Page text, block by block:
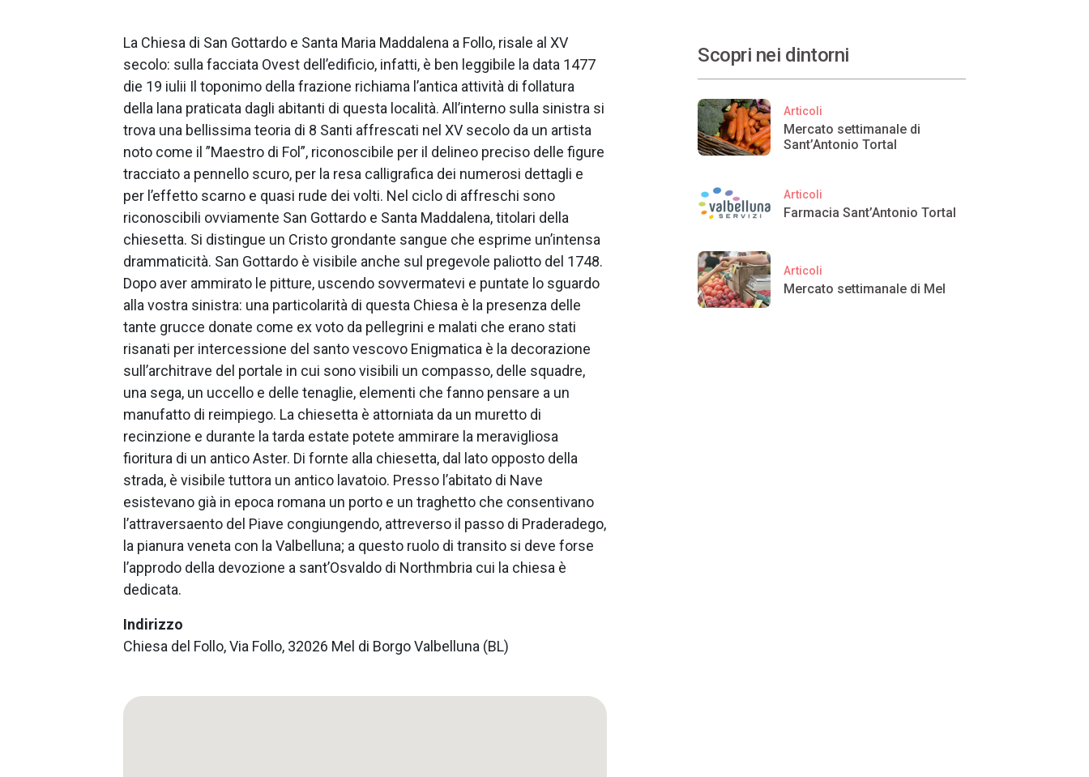
La Chiesa di San Gottardo e Santa Maria Maddalena a Follo, risale al XV
secolo: sulla facciata Ovest dell’edificio, infatti, è ben leggibile la data 1477
die 19 iulii Il toponimo della frazione richiama l’antica attività di follatura
della lana praticata dagli abitanti di questa località. All’interno sulla sinistra si
trova una bellissima teoria di 8 Santi affrescati nel XV secolo da un artista
noto come il ”Maestro di Fol”, riconoscibile per il delineo preciso delle figure
tracciato a pennello scuro, per la resa calligrafica dei numerosi dettagli e
per l’effetto scarno e quasi rude dei volti. Nel ciclo di affreschi sono
riconoscibili ovviamente San Gottardo e Santa Maddalena, titolari della
chiesetta. Si distingue un Cristo grondante sangue che esprime un’intensa
drammaticità. San Gottardo è visibile anche sul pregevole paliotto del 1748.
Dopo aver ammirato le pitture, uscendo sovvermatevi e puntate lo sguardo
alla vostra sinistra: una particolarità di questa Chiesa è la presenza delle
tante grucce donate come ex voto da pellegrini e malati che erano stati
risanati per intercessione del santo vescovo Enigmatica è la decorazione
sull’architrave del portale in cui sono visibili un compasso, delle squadre,
una sega, un uccello e delle tenaglie, elementi che fanno pensare a un
manufatto di reimpiego. La chiesetta è attorniata da un muretto di
recinzione e durante la tarda estate potete ammirare la meravigliosa
fioritura di un antico Aster. Di fornte alla chiesetta, dal lato opposto della
strada, è visibile tuttora un antico lavatoio. Presso l’abitato di Nave
esistevano già in epoca romana un porto e un traghetto che consentivano
l’attraversaento del Piave congiungendo, attreverso il passo di Praderadego,
la pianura veneta con la Valbelluna; a questo ruolo di transito si deve forse
l’approdo della devozione a sant’Osvaldo di Northmbria cui la chiesa è
dedicata.
Indirizzo
Chiesa del Follo, Via Follo, 32026 Mel di Borgo Valbelluna (BL)
Scopri nei dintorni
Articoli
Mercato settimanale di
Sant’Antonio Tortal
Articoli
Farmacia Sant’Antonio Tortal
Articoli
Mercato settimanale di Mel